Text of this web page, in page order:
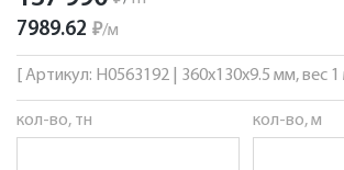
7989.62 ₽/м
[ Артикул: Н0563192 | 360х130х9.5 мм, вес 1
кол-во, тн кол-во, м